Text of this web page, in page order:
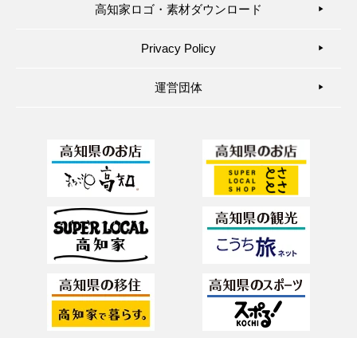
高知家ロゴ・素材ダウンロード ▶︎
Privacy Policy ▶︎
運営団体 ▶︎